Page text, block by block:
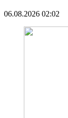
06.08.2026 02:02